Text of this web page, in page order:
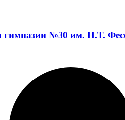
гимназии №30 им. Н.Т.